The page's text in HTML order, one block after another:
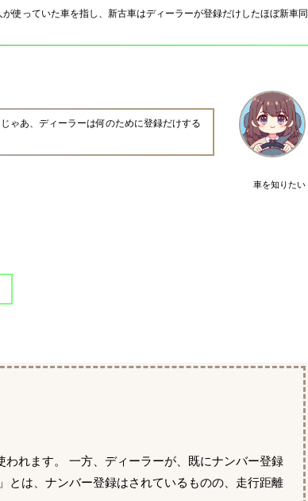
使っていた車を指し、新古車はディーラーが登録だけしたほぼ新車同
車を知りたい
ゃあ、ディーラーは何のために登録だけする
れます。 一方、ディーラーが、既にナンバー登録
とは、ナンバー登録はされているものの、走行距離